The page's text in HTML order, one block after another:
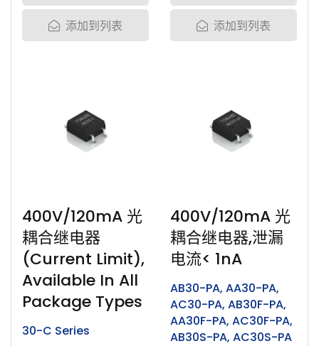
合继电器。 有别于机械
式继电器，此小型继电器
添加到列表
微型尺寸设计、高绝缘
性、良好寿命表现和良好
添加到列表
400V/120mA 光
耦合继电器
(Current Limit),
Available In All
Package Types
30-C Series
400V/120mA 光
耦合继电器,泄漏
电流< 1nA
AB30-PA, AA30-PA,
AC30-PA, AB30F-PA,
AA30F-PA, AC30F-PA,
AB30S-PA, AC30S-PA